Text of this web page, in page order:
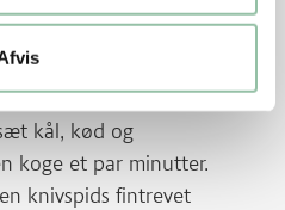
fint.
og skær det i meget
kål, kød og
koge et par minutter.
knivspids fintrevet